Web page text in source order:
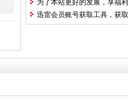
为了本站更好的发展，享福利
网彻底改版
迅雷会员账号获取工具，获取
账号更便捷